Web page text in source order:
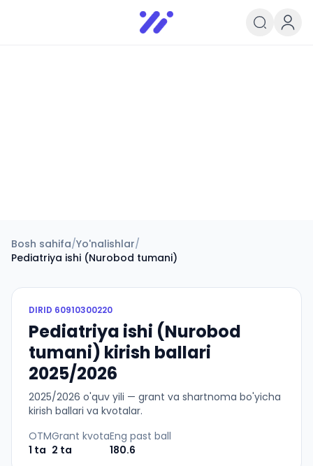
Infoedu
Ta&#039;lim xabarlari va
Bosh sahifa/Yo'nalishlar/
Pediatriya ishi (Nurobod tumani)
DIRID 60910300220
Pediatriya ishi (Nurobod
tumani) kirish ballari
2025/2026
2025/2026 o'quv yili — grant va shartnoma bo'yicha
kirish ballari va kvotalar.
OTM
1 ta
Grant kvota
2 ta
Eng past ball
180.6